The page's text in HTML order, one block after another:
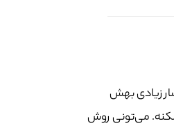
زیادی بهش
می‌تونی روش